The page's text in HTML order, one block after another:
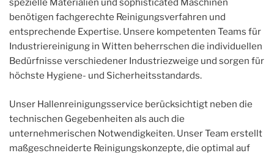
spezielle Materialien und sophisticated Maschinen
benötigen fachgerechte Reinigungsverfahren und
entsprechende Expertise. Unsere kompetenten Teams für
Industriereinigung in Witten beherrschen die individuellen
Bedürfnisse verschiedener Industriezweige und sorgen für
höchste Hygiene- und Sicherheitsstandards.
Unser Hallenreinigungsservice berücksichtigt neben die
technischen Gegebenheiten als auch die
unternehmerischen Notwendigkeiten. Unser Team erstellt
maßgeschneiderte Reinigungskonzepte, die optimal auf